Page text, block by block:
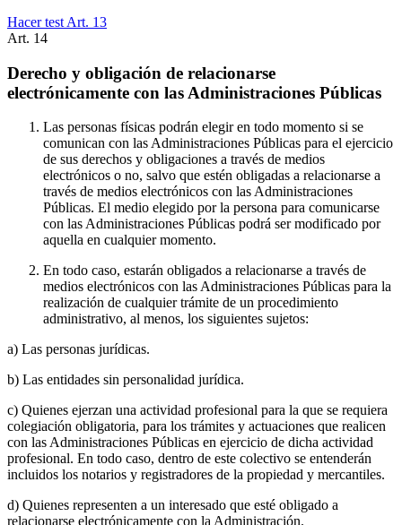
Hacer test Art. 13
Art. 14
Derecho y obligación de relacionarse
electrónicamente con las Administraciones Públicas
Las personas físicas podrán elegir en todo momento si se
comunican con las Administraciones Públicas para el ejercicio
de sus derechos y obligaciones a través de medios
electrónicos o no, salvo que estén obligadas a relacionarse a
través de medios electrónicos con las Administraciones
Públicas. El medio elegido por la persona para comunicarse
con las Administraciones Públicas podrá ser modificado por
aquella en cualquier momento.
En todo caso, estarán obligados a relacionarse a través de
medios electrónicos con las Administraciones Públicas para la
realización de cualquier trámite de un procedimiento
administrativo, al menos, los siguientes sujetos:
a) Las personas jurídicas.
b) Las entidades sin personalidad jurídica.
c) Quienes ejerzan una actividad profesional para la que se requiera
colegiación obligatoria, para los trámites y actuaciones que realicen
con las Administraciones Públicas en ejercicio de dicha actividad
profesional. En todo caso, dentro de este colectivo se entenderán
incluidos los notarios y registradores de la propiedad y mercantiles.
d) Quienes representen a un interesado que esté obligado a
relacionarse electrónicamente con la Administración.